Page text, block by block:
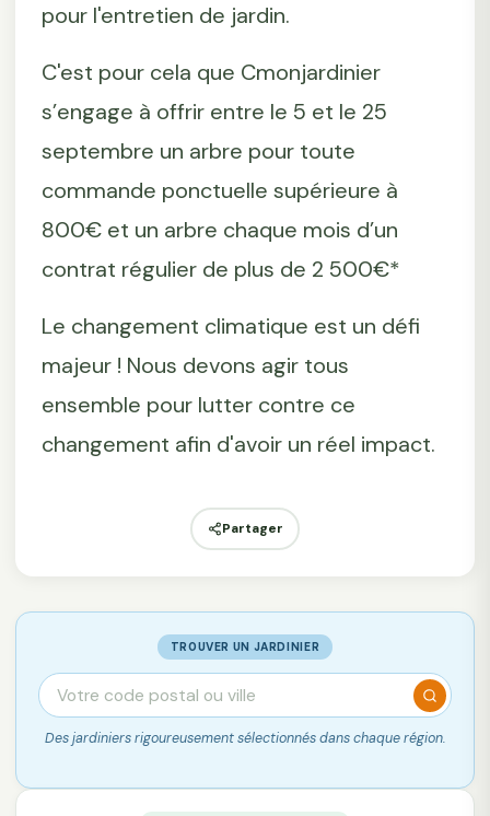
pour l'entretien de jardin.
C'est pour cela que Cmonjardinier
s’engage à offrir entre le 5 et le 25
septembre un arbre pour toute
commande ponctuelle supérieure à
800€ et un arbre chaque mois d’un
contrat régulier de plus de 2 500€*
Le changement climatique est un défi
majeur ! Nous devons agir tous
ensemble pour lutter contre ce
changement afin d'avoir un réel impact.
Partager
TROUVER UN JARDINIER
Des jardiniers rigoureusement sélectionnés dans chaque région.